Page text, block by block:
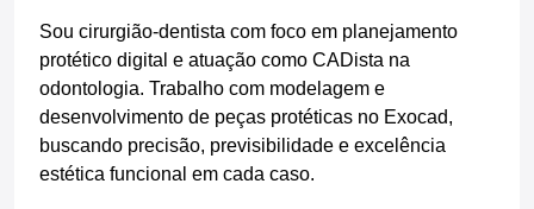
Sou cirurgião-dentista com foco em planejamento
protético digital e atuação como CADista na
odontologia. Trabalho com modelagem e
desenvolvimento de peças protéticas no Exocad,
buscando precisão, previsibilidade e excelência
estética funcional em cada caso.